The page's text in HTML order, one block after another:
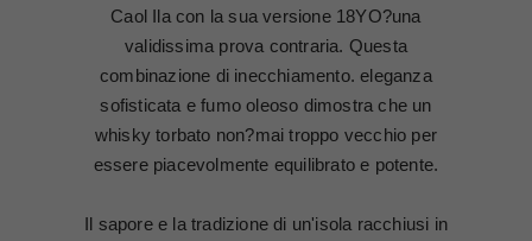
Caol Ila con la sua versione 18YO?una
validissima prova contraria. Questa
combinazione di inecchiamento. eleganza
sofisticata e fumo oleoso dimostra che un
whisky torbato non?mai troppo vecchio per
essere piacevolmente equilibrato e potente.
Il sapore e la tradizione di un'isola racchiusi in